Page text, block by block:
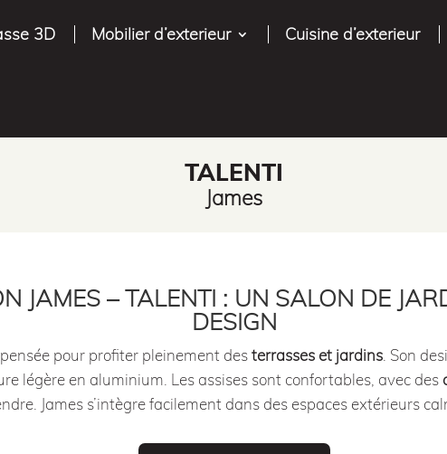
3D Mobilier d’exterieur Cuisine d’exterieur
TALENTI
James
JAMES – TALENTI : UN SALON DE
DESIGN
pour profiter pleinement desterrasses et jardins. Son
légère en aluminium. Les assises sont confortables, avec des
James s’intègre facilement dans des espaces extérieurs